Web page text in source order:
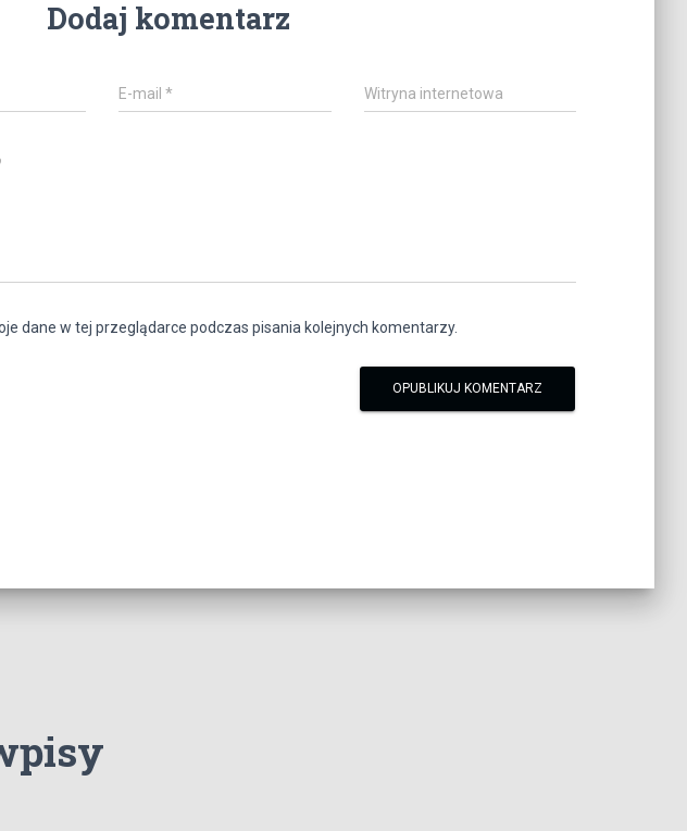
Dodaj komentarz
E-mail* Witryna internetowa
dane w tej przeglądarce podczas pisania kolejnych komentarzy.